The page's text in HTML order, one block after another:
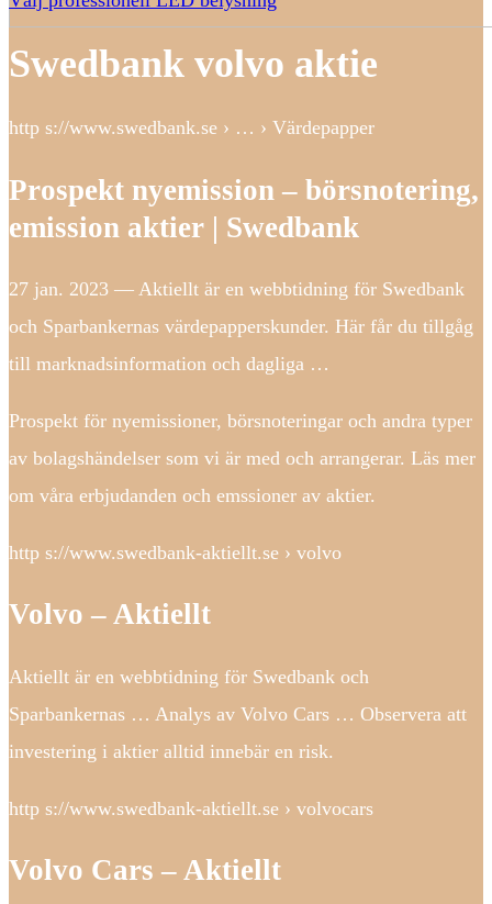
Swedbank volvo aktie
http s://www.swedbank.se › … › Värdepapper
Prospekt nyemission – börsnotering,
emission aktier | Swedbank
27 jan. 2023 — Aktiellt är en webbtidning för Swedbank
och Sparbankernas värdepapperskunder. Här får du tillgåg
till marknadsinformation och dagliga …
Prospekt för nyemissioner, börsnoteringar och andra typer
av bolagshändelser som vi är med och arrangerar. Läs mer
om våra erbjudanden och emssioner av aktier.
http s://www.swedbank-aktiellt.se › volvo
Volvo – Aktiellt
Aktiellt är en webbtidning för Swedbank och
Sparbankernas … Analys av Volvo Cars … Observera att
investering i aktier alltid innebär en risk.
http s://www.swedbank-aktiellt.se › volvocars
Volvo Cars – Aktiellt